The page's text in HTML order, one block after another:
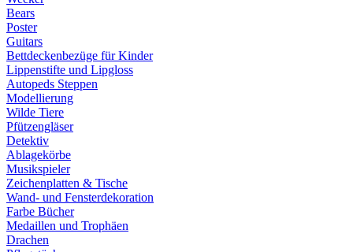
Bears
Poster
Guitars
Bettdeckenbezüge für Kinder
Lippenstifte und Lipgloss
Autopeds Steppen
Modellierung
Wilde Tiere
Pfützengläser
Detektiv
Ablagekörbe
Musikspieler
Zeichenplatten & Tische
Wand- und Fensterdekoration
Farbe Bücher
Medaillen und Trophäen
Drachen